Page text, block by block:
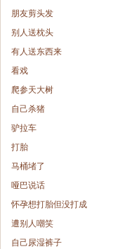
朋友剪头发
别人送枕头
有人送东西来
看戏
爬参天大树
自己杀猪
驴拉车
打胎
马桶堵了
哑巴说话
怀孕想打胎但没打成
遭别人嘲笑
自己尿湿裤子